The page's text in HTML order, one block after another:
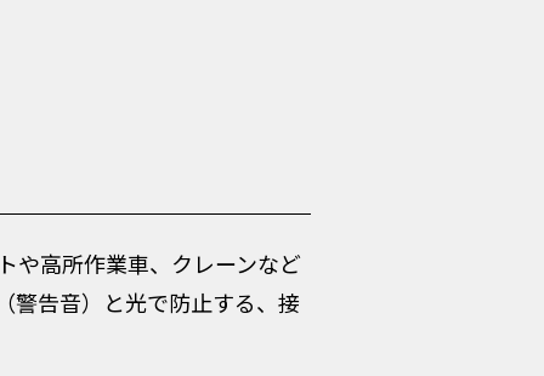
や高所作業車、クレーンなど
警告音）と光で防止する、接